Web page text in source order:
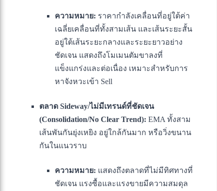
ความหมาย: ราคากำลังเคลื่อนที่อยู่ใต้ค่า
เฉลี่ยเคลื่อนที่ทั้งสามเส้น และเส้นระยะสั้น
อยู่ใต้เส้นระยะกลางและระยะยาวอย่าง
ชัดเจน แสดงถึงโมเมนตัมขาลงที่
แข็งแกร่งและต่อเนื่อง เหมาะสำหรับการ
หาจังหวะเข้า Sell
ตลาด Sideway/ไม่มีเทรนด์ที่ชัดเจน
(Consolidation/No Clear Trend): EMA ทั้งสาม
เส้นพันกันยุ่งเหยิง อยู่ใกล้กันมาก หรือวิ่งขนาน
กันในแนวราบ
ความหมาย: แสดงถึงตลาดที่ไม่มีทิศทางที่
ชัดเจน แรงซื้อและแรงขายมีความสมดุล